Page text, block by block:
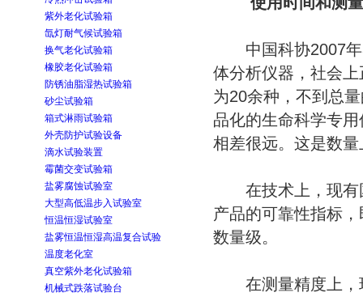
紫外老化试验箱
氙灯耐气候试验箱
换气老化试验箱
橡胶老化试验箱
防锈油脂湿热试验箱
砂尘试验箱
箱式淋雨试验箱
外壳防护试验设备
滴水试验装置
霉菌交变试验箱
盐雾腐蚀试验室
大型高低温步入试验室
恒温恒湿试验室
盐雾恒温恒湿高温复合试验
温度老化室
真空紫外老化试验箱
机械式跌落试验台
中国科协2007年3
体分析仪器，社会
为20余种，不到总
品化的生命科学专
相差很远。这是数
在技术上，现有
产品的可靠性指标
数量级。
在测量精度上，